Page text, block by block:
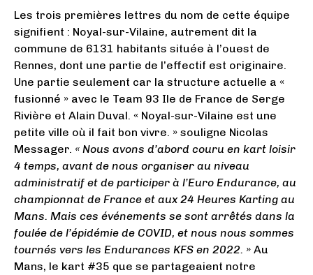
Les trois premières lettres du nom de cette équipe
signifient : Noyal-sur-Vilaine, autrement dit la
commune de 6131 habitants située à l’ouest de
Rennes, dont une partie de l’effectif est originaire.
Une partie seulement car la structure actuelle a «
fusionné » avec le Team 93 Ile de France de Serge
Rivière et Alain Duval. « Noyal-sur-Vilaine est une
petite ville où il fait bon vivre. » souligne Nicolas
Messager. « Nous avons d’abord couru en kart loisir
4 temps, avant de nous organiser au niveau
administratif et de participer à l’Euro Endurance, au
championnat de France et aux 24 Heures Karting au
Mans. Mais ces événements se sont arrêtés dans la
foulée de l’épidémie de COVID, et nous nous sommes
tournés vers les Endurances KFS en 2022. » Au
Mans, le kart #35 que se partageaient notre